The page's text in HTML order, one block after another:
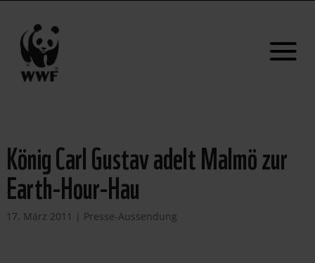
König Carl Gustav adelt Malmö zur
Earth-Hour-Hau
17. März 2011 | Presse-Aussendung